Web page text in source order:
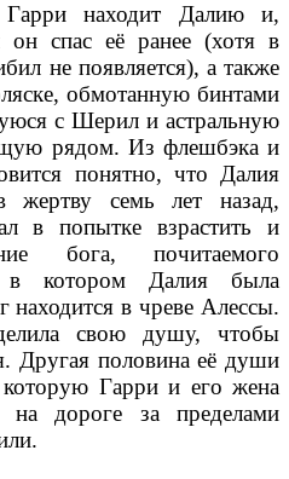
Гарри находит Далию и,
спас её ранее (хотя в
не появляется), а также
обмотанную бинтами
с Шерил и астральную
рядом. Из флешбэка и
понятно, что Далия
жертву семь лет назад,
в попытке взрастить и
бога, почитаемого
в котором Далия была
находится в чреве Алессы.
свою душу, чтобы
Другая половина её души
Гарри и его жена
дороге за пределами